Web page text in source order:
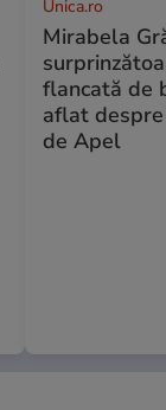
Unica.ro
Mirabela
flancată de
aflat
de Apel